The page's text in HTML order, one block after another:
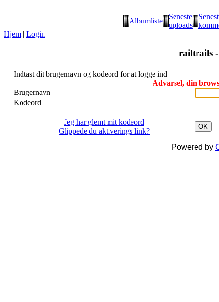
Albumliste
Seneste
uploads
Hjem | Login
railtrails
Indtast dit brugernavn og kodeord for at logge ind
Advarsel, din
Brugernavn
Kodeord
Jeg har glemt mit kodeord
Glippede du aktiverings link?
OK
Powered by